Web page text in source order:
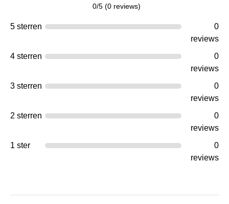
0/5 (0 reviews)
5 sterren
0
reviews
4 sterren
0
reviews
3 sterren
0
reviews
2 sterren
0
reviews
1 ster
0
reviews